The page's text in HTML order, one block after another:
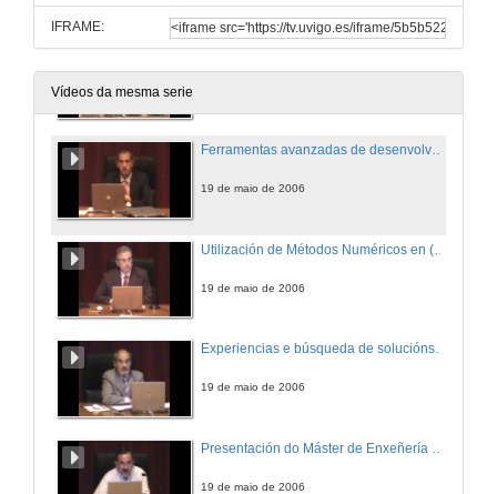
IFRAME:
Vídeos da mesma serie
Matemáticas e simulación numérica para a Enxeñería
Ferramentas avanzadas de desenvolvemento en Automoción
19 de maio de 2006
19 de maio de 2006
Experiencias e búsqueda de solucións en prefabricados de formigón
19 de maio de 2006
19 de maio de 2006